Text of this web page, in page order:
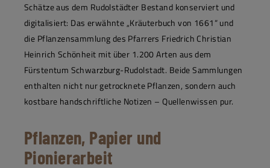
Schätze aus dem Rudolstädter Bestand konserviert und
digitalisiert: Das erwähnte „Kräuterbuch von 1661“ und
die Pflanzensammlung des Pfarrers Friedrich Christian
Heinrich Schönheit mit über 1.200 Arten aus dem
Fürstentum Schwarzburg-Rudolstadt. Beide Sammlungen
enthalten nicht nur getrocknete Pflanzen, sondern auch
kostbare handschriftliche Notizen – Quellenwissen pur.
Pflanzen, Papier und
Pionierarbeit